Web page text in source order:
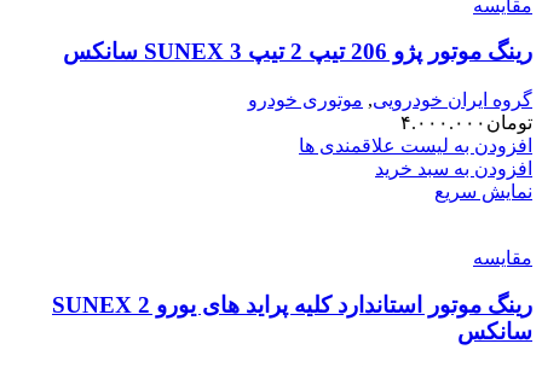
مقایسه
رینگ موتور پژو 206 تیپ 2 تیپ 3 SUNEX سانکس
گروه ایران خودرویی, موتوری خودرو
تومان ۴.۰۰۰.۰۰۰
افزودن به لیست علاقمندی ها
افزودن به سبد خرید
نمایش سریع
مقایسه
رینگ موتور استاندارد کلیه پراید های یورو 2 SUNEX
سانکس